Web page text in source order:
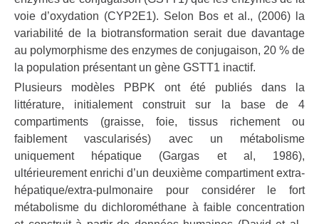
voie d’oxydation (CYP2E1). Selon Bos et al., (2006) la
variabilité de la biotransformation serait due davantage
au polymorphisme des enzymes de conjugaison, 20 % de
la population présentant un gène GSTT1 inactif.
Plusieurs modèles PBPK ont été publiés dans la
littérature, initialement construit sur la base de 4
compartiments (graisse, foie, tissus richement ou
faiblement vascularisés) avec un métabolisme
uniquement hépatique (Gargas et al, 1986),
ultérieurement enrichi d’un deuxième compartiment extra-
hépatique/extra-pulmonaire pour considérer le fort
métabolisme du dichlorométhane à faible concentration